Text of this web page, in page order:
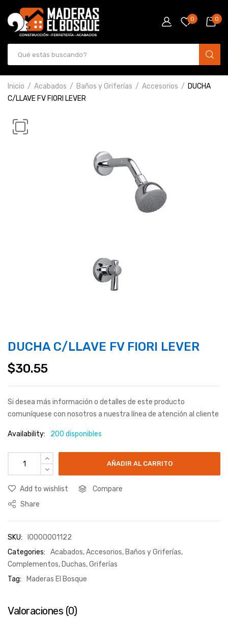
0 0
Inicio Acabados Baños y Griferías Accesorios
DUCHA
C/LLAVE FV FIORI LEVER
DUCHA C/LLAVE FV FIORI LEVER
$30.55
Si desea más información o detalles de este producto
comuníquese con nosotros a nuestra línea de atención al cliente
Availability: 200 disponibles
AÑADIR AL CARRITO
Add to wishlist
Compare
Share
SKU:
I0000001122
Categories:
Acabados,Accesorios, Baños y Griferías,
Complementos, Duchas,Griferías
Tag:
Maderas El Bosque
Valoraciones (0)